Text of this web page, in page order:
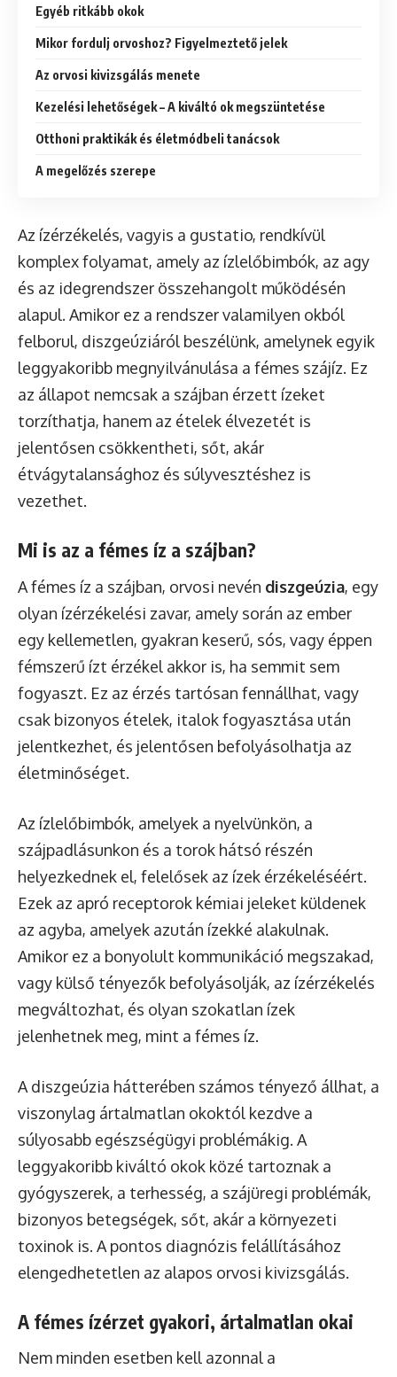
Egyéb ritkább okok
Mikor fordulj orvoshoz? Figyelmeztető jelek
Az orvosi kivizsgálás menete
Kezelési lehetőségek – A kiváltó ok megszüntetése
Otthoni praktikák és életmódbeli tanácsok
A megelőzés szerepe
Az ízérzékelés, vagyis a gustatio, rendkívül
komplex folyamat, amely az ízlelőbimbók, az agy
és az idegrendszer összehangolt működésén
alapul. Amikor ez a rendszer valamilyen okból
felborul, diszgeúziáról beszélünk, amelynek egyik
leggyakoribb megnyilvánulása a fémes szájíz. Ez
az állapot nemcsak a szájban érzett ízeket
torzíthatja, hanem az ételek élvezetét is
jelentősen csökkentheti, sőt, akár
étvágytalansághoz és súlyvesztéshez is
vezethet.
Mi is az a fémes íz a szájban?
A fémes íz a szájban, orvosi nevén diszgeúzia, egy
olyan ízérzékelési zavar, amely során az ember
egy kellemetlen, gyakran keserű, sós, vagy éppen
fémszerű ízt érzékel akkor is, ha semmit sem
fogyaszt. Ez az érzés tartósan fennállhat, vagy
csak bizonyos ételek, italok fogyasztása után
jelentkezhet, és jelentősen befolyásolhatja az
életminőséget.
Az ízlelőbimbók, amelyek a nyelvünkön, a
szájpadlásunkon és a torok hátsó részén
helyezkednek el, felelősek az ízek érzékeléséért.
Ezek az apró receptorok kémiai jeleket küldenek
az agyba, amelyek azután ízekké alakulnak.
Amikor ez a bonyolult kommunikáció megszakad,
vagy külső tényezők befolyásolják, az ízérzékelés
megváltozhat, és olyan szokatlan ízek
jelenhetnek meg, mint a fémes íz.
A diszgeúzia hátterében számos tényező állhat, a
viszonylag ártalmatlan okoktól kezdve a
súlyosabb egészségügyi problémákig. A
leggyakoribb kiváltó okok közé tartoznak a
gyógyszerek, a terhesség, a szájüregi problémák,
bizonyos betegségek, sőt, akár a környezeti
toxinok is. A pontos diagnózis felállításához
elengedhetetlen az alapos orvosi kivizsgálás.
A fémes ízérzet gyakori, ártalmatlan okai
Nem minden esetben kell azonnal a